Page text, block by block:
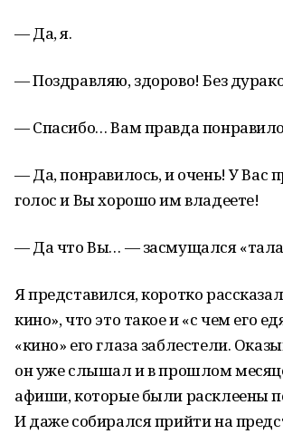
— Да, я.
— Поздравляю, здорово! Без
— Спасибо… Вам правда
— Да, понравилось, и очень! У Вас
голос и Вы хорошо им владеете!
— Да что Вы… — засмущался
Я представился, коротко
кино», что это такое и «с чем его
«кино» его глаза заблестели.
он уже слышал и в прошлом
афиши, которые были расклеены
И даже собирался прийти на